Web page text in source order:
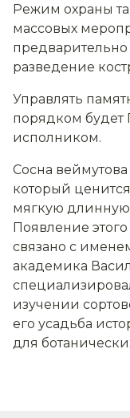
Режим охраны
массовых
предварительно
разведение
Управлять
порядком будет
исполником.
Сосна
который
мягкую
Появление
связано с
академика
изучении
его усадьба
для